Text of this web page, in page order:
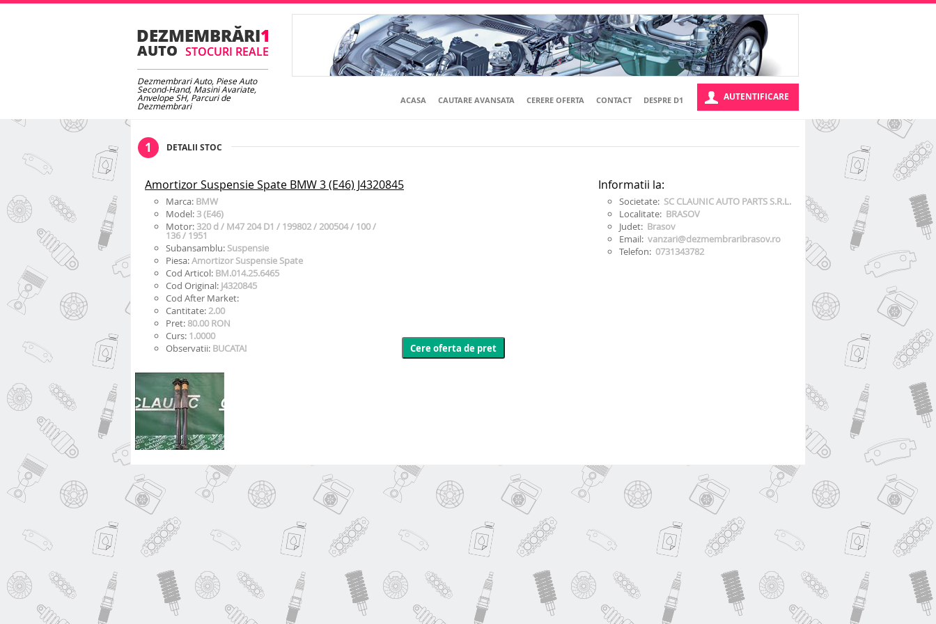
Dezmembrari Auto, Piese Auto
Second-Hand, Masini Avariate,
Anvelope SH, Parcuri de
Dezmembrari
AUTENTIFICARE
ACASA CAUTARE AVANSATA CERERE OFERTA CONTACT DESPRE D1
DETALII STOC
1
Amortizor Suspensie Spate BMW 3 (E46) J4320845
Marca: BMW
Model:3 (E46)
Motor:320 d / M47 204 D1 / 199802 / 200504 / 100 /
136 / 1951
Subansamblu: Suspensie
Piesa:Amortizor Suspensie Spate
Cod Articol: BM.014.25.6465
Cod Original: J4320845
Cod After Market:
Cantitate:2.00
Pret: 80.00 RON
Curs: 1.0000
Observatii: BUCATA! Cere oferta de pret
Informatii la:
Societate: SC CLAUNIC AUTO PARTS S.R.L.
Localitate: BRASOV
Judet: Brasov
Email: vanzari@dezmembraribrasov.ro
Telefon: 0731343782